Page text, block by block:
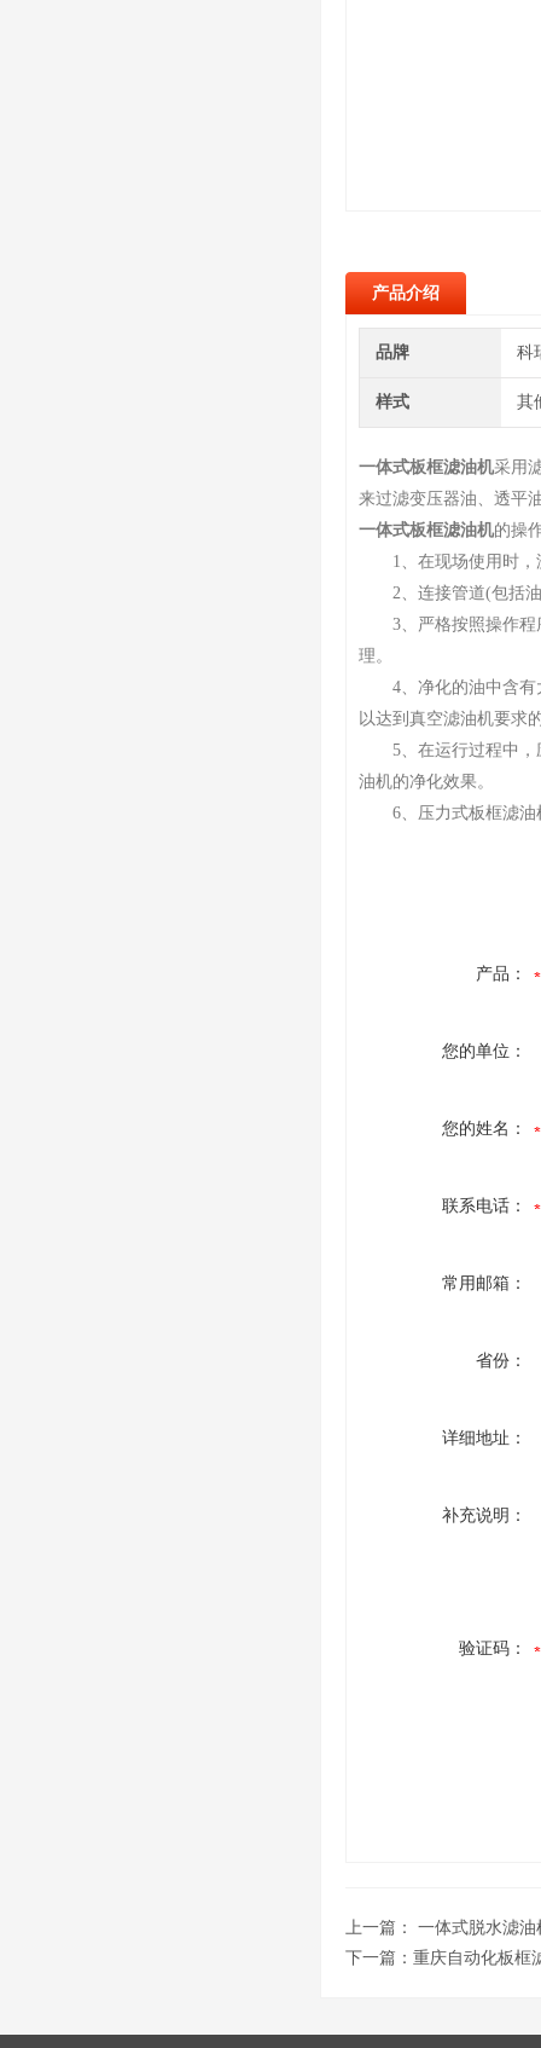
产品介绍
品牌 科
样式 其
一体式板框滤油机采用
来过滤变压器油、透平
一体式板框滤油机的操
1、在现场使用时，
2、连接管道(包括油
3、严格按照操作程序
理。
4、净化的油中含有大
以达到真空滤油机要求
5、在运行过程中，应
油机的净化效果。
6、压力式板框滤油机
产品：
您的单位：
您的姓名：
联系电话：
常用邮箱：
省份：
详细地址：
补充说明：
验证码：
上一篇： 一体式脱水滤油
下一篇： 重庆自动化板框